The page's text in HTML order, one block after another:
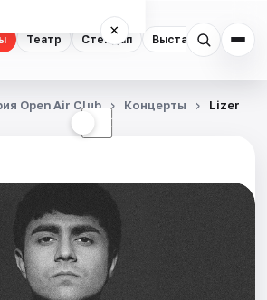
Театр Стендап Выставки
×
☾
Open Air Club Концерты Lizer